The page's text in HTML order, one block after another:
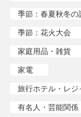
季節：春夏秋冬の
季節：花火大会
家庭用品・雑貨
家電
旅行ホテル・レジ
有名人・芸能関係